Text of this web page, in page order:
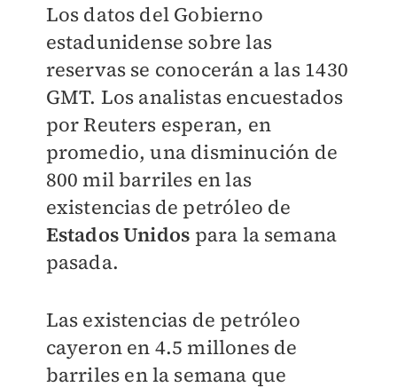
Los datos del Gobierno
estadunidense sobre las
reservas se conocerán a las 1430
GMT. Los analistas encuestados
por Reuters esperan, en
promedio, una disminución de
800 mil barriles en las
existencias de petróleo de
Estados Unidos para la semana
pasada.
Las existencias de petróleo
cayeron en 4.5 millones de
barriles en la semana que